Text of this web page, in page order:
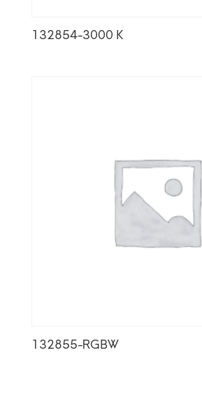
132854-3000 K
132855-RGBW